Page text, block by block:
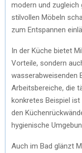
modern und
stilvollen Möbeln
zum Entspannen
In der Küche bietet
Vorteile, sondern
wasserabweisenden
Arbeitsbereiche, die
konkretes Beispiel
den
hygienische
Auch im Bad glänzt